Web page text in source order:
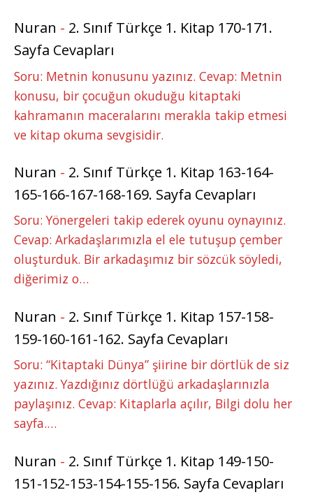
Nuran - 2. Sınıf Türkçe 1. Kitap 170-171.
Sayfa Cevapları
Soru: Metnin konusunu yazınız. Cevap: Metnin
konusu, bir çocuğun okuduğu kitaptaki
kahramanın maceralarını merakla takip etmesi
ve kitap okuma sevgisidir.
Nuran - 2. Sınıf Türkçe 1. Kitap 163-164-
165-166-167-168-169. Sayfa Cevapları
Soru: Yönergeleri takip ederek oyunu oynayınız.
Cevap: Arkadaşlarımızla el ele tutuşup çember
oluşturduk. Bir arkadaşımız bir sözcük söyledi,
diğerimiz o…
Nuran - 2. Sınıf Türkçe 1. Kitap 157-158-
159-160-161-162. Sayfa Cevapları
Soru: “Kitaptaki Dünya” şiirine bir dörtlük de siz
yazınız. Yazdığınız dörtlüğü arkadaşlarınızla
paylaşınız. Cevap: Kitaplarla açılır, Bilgi dolu her
sayfa.…
Nuran - 2. Sınıf Türkçe 1. Kitap 149-150-
151-152-153-154-155-156. Sayfa Cevapları